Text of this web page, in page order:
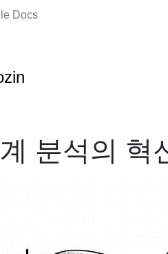
Docs
분석의 혁